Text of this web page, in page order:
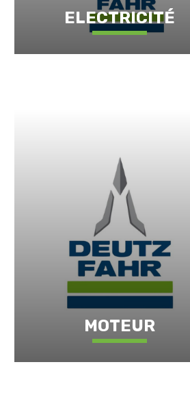
ELECTRICITÉ
MOTEUR